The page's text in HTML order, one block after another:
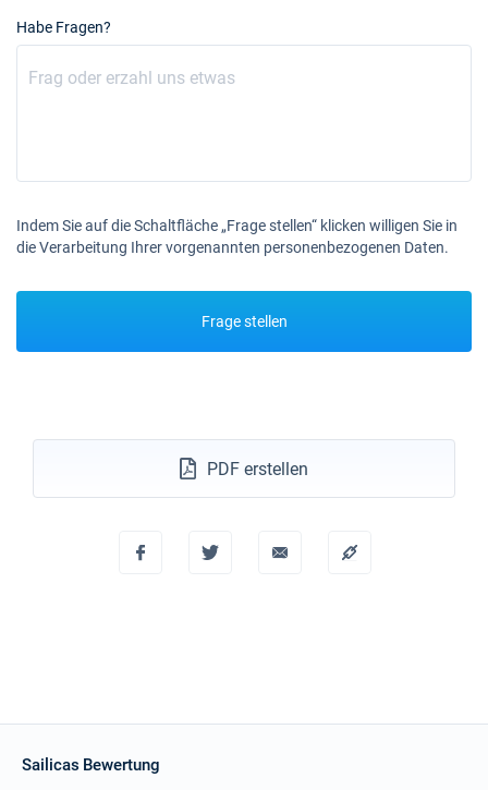
Habe Fragen?
Indem Sie auf die Schaltfläche „Frage stellen“ klicken willigen Sie in
die Verarbeitung Ihrer vorgenannten personenbezogenen Daten.
Frage stellen
PDF erstellen
Sailicas Bewertung